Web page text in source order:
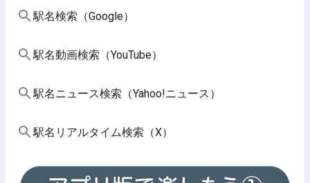
駅名検索（Google）
駅名動画検索（YouTube）
駅名ニュース検索（Yahoo!ニュース）
駅名リアルタイム検索（X）